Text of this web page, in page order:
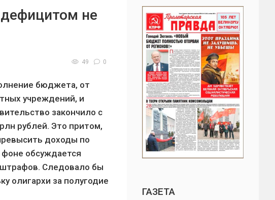
не
49 0
бюджета, от
учреждений, и
закончило с
рублей. Это притом,
доходы по
фоне обсуждается
штрафов. Следовало бы
олигархи за полугодие
ГАЗЕТА